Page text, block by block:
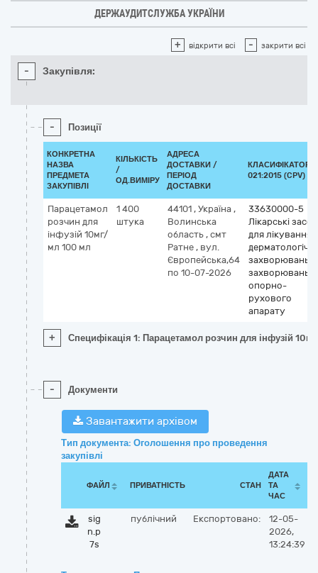
ДЕРЖАУДИТСЛУЖБА УКРАЇНИ
+ відкрити всі - закрити всі
- Закупівля:
- Позиції
КОНКРЕТНА
НАЗВА
ПРЕДМЕТА
ЗАКУПІВЛІ
КІЛЬКІСТЬ
/
ОД.ВИМІРУ
АДРЕСА
ДОСТАВКИ /
ПЕРІОД
ДОСТАВКИ
КЛАСИФІКАТОР
021:2015 (CPV)
Парацетамол
розчин для
інфузій 10мг/
мл 100 мл
1 400
штука
44101 , Україна ,
Волинська
область , смт
Ратне , вул.
Європейська,64
по 10-07-2026
33630000-5
Лікарські
для лікування
захворювань
захворювань
опорно-
рухового
апарату
+ Специфікація 1: Парацетамол розчин для інфузій
- Документи
Завантажити архівом
Тип документа: Оголошення про проведення
закупівлі
ФАЙЛ ПРИВАТНІСТЬ СТАН
ДАТА
ТА
ЧАС
sig
n.p
7s
публічний Експортовано:
12-05-
2026,
13:24:39